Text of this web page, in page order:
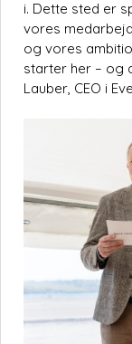
i. Dette sted er
vores
og vores
starter her – og
Lauber, CEO i